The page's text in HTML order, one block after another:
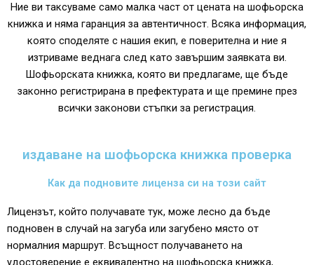
Ние ви таксуваме само малка част от цената на шофьорска
книжка и няма гаранция за автентичност. Всяка информация,
която споделяте с нашия екип, е поверителна и ние я
изтриваме веднага след като завършим заявката ви.
Шофьорската книжка, която ви предлагаме, ще бъде
законно регистрирана в префектурата и ще премине през
всички законови стъпки за регистрация.
издаване на шофьорска книжка проверка
Как да подновите лиценза си на този сайт
Лицензът, който получавате тук, може лесно да бъде
подновен в случай на загуба или загубено място от
нормалния маршрут. Всъщност получаването на